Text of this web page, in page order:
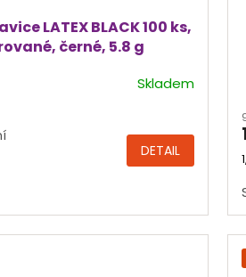
LATEX BLACK 100 ks,
černé, 5.8 g
Skladem
DETAIL